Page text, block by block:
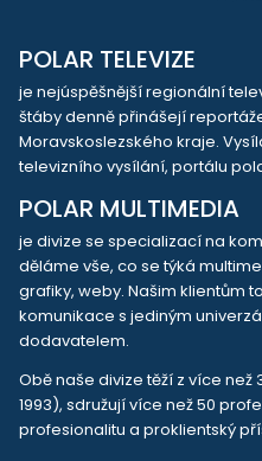
POLAR TELEVIZE
je nejúspěšnější regionální
štáby denně přinášejí
Moravskoslezského kraje.
televizního vysílání, portálu
POLAR MULTIMEDIA
je divize se specializací na
děláme vše, co se týká
grafiky, weby. Našim klientům
komunikace s jediným
dodavatelem.
Obě naše divize těží z více
1993), sdružují více než 50
profesionalitu a proklientský